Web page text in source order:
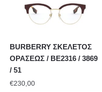
BURBERRY ΣΚΕΛΕΤΟΣ
ΟΡΑΣΕΩΣ / BE2316 / 3869
/ 51
€230,00